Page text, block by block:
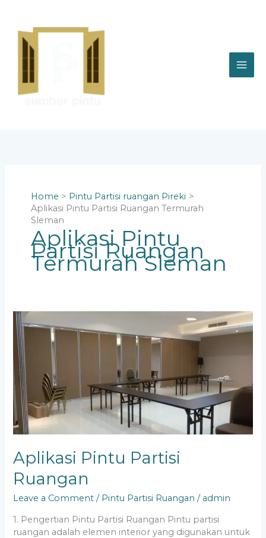
content
Home
Pintu Partisi ruangan Pireki
Aplikasi Pintu Partisi Ruangan Termurah
Sleman
Aplikasi Pintu
Partisi Ruangan
Termurah Sleman
Aplikasi Pintu Partisi
Ruangan
Leave a Comment / Pintu Partisi Ruangan / admin
1. Pengertian Pintu Partisi Ruangan Pintu partisi
ruangan adalah elemen interior yang digunakan untuk
Aplikasi
Pintu
Partisi
Ruangan